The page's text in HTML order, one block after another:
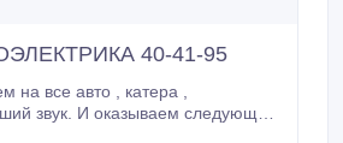
40-41-95
на все авто , катера ,
звук. И оказываем следующие